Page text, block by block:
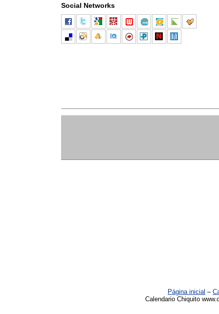
Social Networks
Página inicial –
Calendario Chiquito